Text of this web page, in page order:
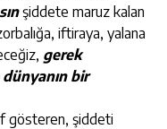
şiddete maruz kalan
iftiraya, yalana
gerek
bir
gösteren, şiddeti